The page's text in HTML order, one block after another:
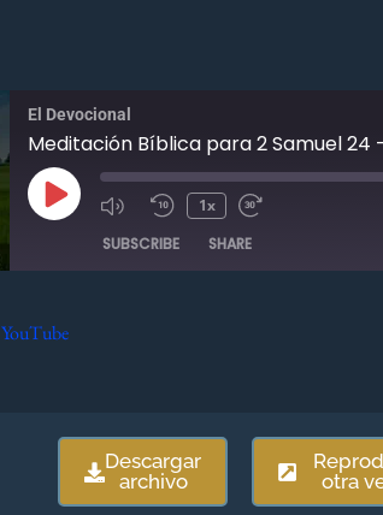
El Devocional
Meditación Bíblica para 2 Samuel 24
1x
SUBSCRIBE SHARE
YouTube
Descargar
archivo
otra